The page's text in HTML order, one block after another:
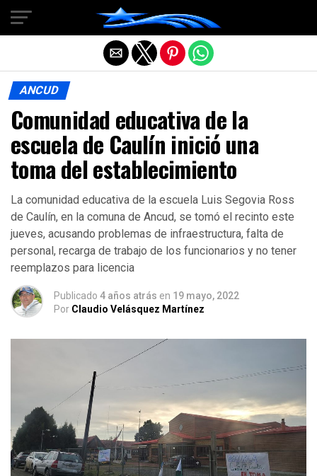
ANCUD
Comunidad educativa de la
escuela de Caulín inició una
toma del establecimiento
La comunidad educativa de la escuela Luis Segovia Ross
de Caulín, en la comuna de Ancud, se tomó el recinto este
jueves, acusando problemas de infraestructura, falta de
personal, recarga de trabajo de los funcionarios y no tener
reemplazos para licencia
Publicado 4 años atrás en 19 mayo, 2022
Por Claudio Velásquez Martínez
Salir de la versión móvil